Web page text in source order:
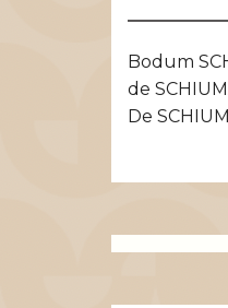
Bodum
de
De